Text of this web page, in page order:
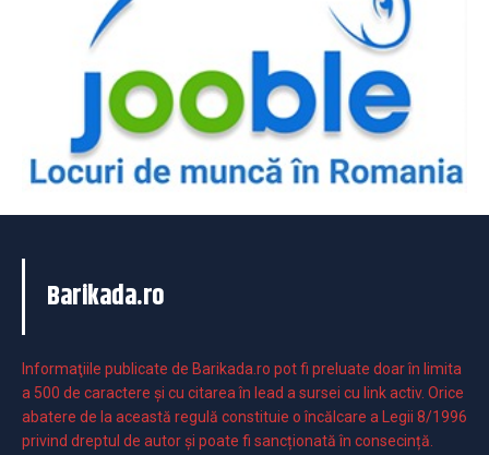
Barikada.ro
Informaţiile publicate de Barikada.ro pot fi preluate doar în limita
a 500 de caractere şi cu citarea în lead a sursei cu link activ. Orice
abatere de la această regulă constituie o încălcare a Legii 8/1996
privind dreptul de autor și poate fi sancționată în consecință.